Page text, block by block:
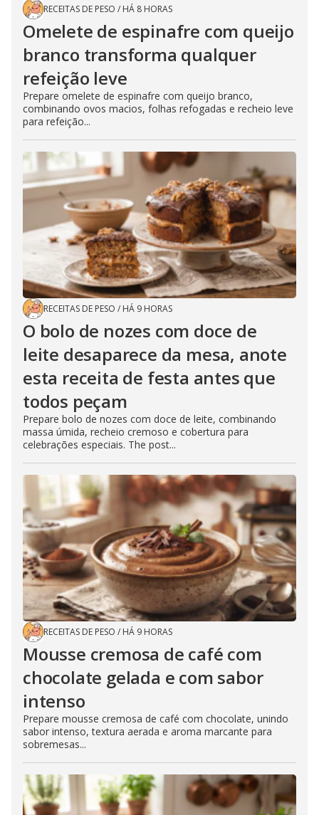
RECEITAS DE PESO / HÁ 8 HORAS
Omelete de espinafre com queijo
branco transforma qualquer
refeição leve
Prepare omelete de espinafre com queijo branco,
combinando ovos macios, folhas refogadas e recheio leve
para refeição...
RECEITAS DE PESO / HÁ 9 HORAS
O bolo de nozes com doce de
leite desaparece da mesa, anote
esta receita de festa antes que
todos peçam
Prepare bolo de nozes com doce de leite, combinando
massa úmida, recheio cremoso e cobertura para
celebrações especiais. The post...
RECEITAS DE PESO / HÁ 9 HORAS
Mousse cremosa de café com
chocolate gelada e com sabor
intenso
Prepare mousse cremosa de café com chocolate, unindo
sabor intenso, textura aerada e aroma marcante para
sobremesas...